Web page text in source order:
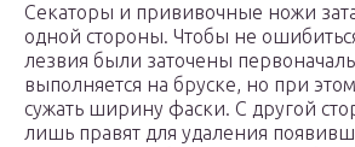
Секаторы и прививочные ножи
одной стороны. Чтобы не
лезвия были заточены
выполняется на бруске, но при
сужать ширину фаски. С другой
лишь правят для удаления